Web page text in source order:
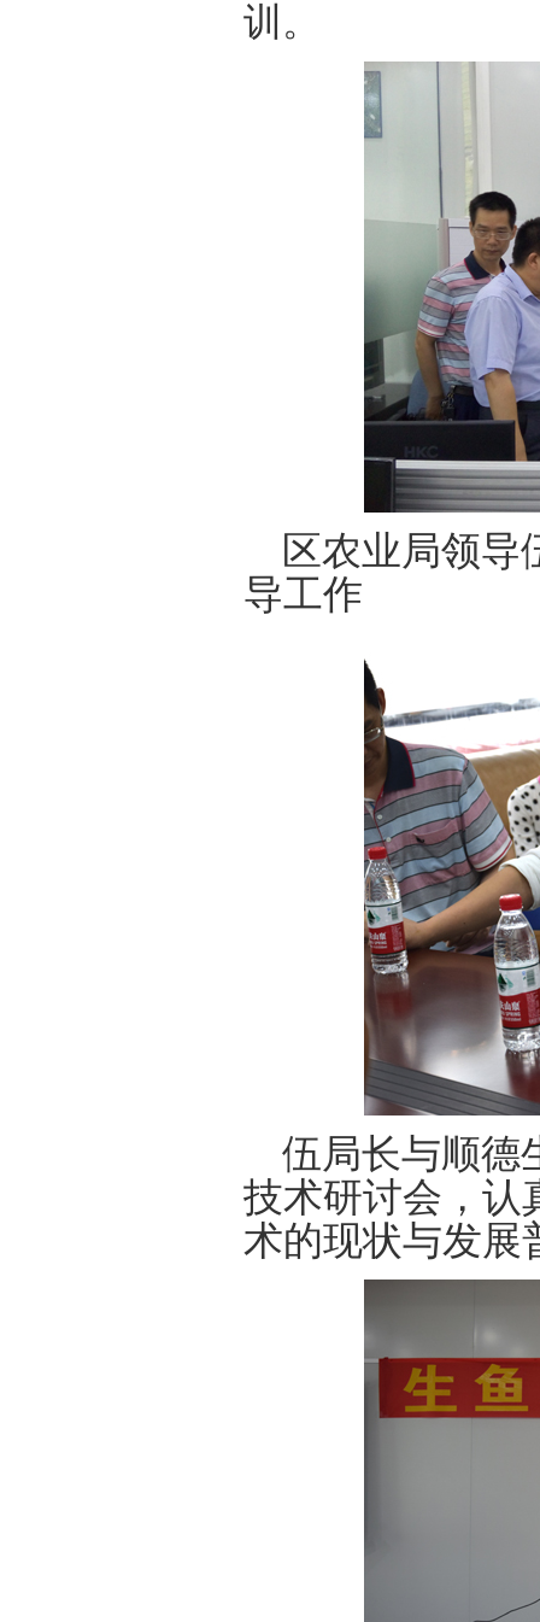
训。
区农业局领导
导工作
伍局长与顺德
技术研讨会，认
术的现状与发展